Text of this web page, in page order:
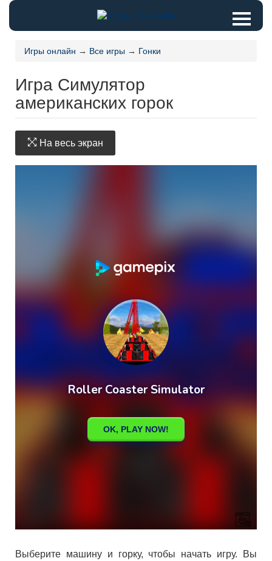
Игры онлайн → Все игры → Гонки
Игра Симулятор
американских горок
На весь экран
Выберите машину и горку, чтобы начать игру. Вы